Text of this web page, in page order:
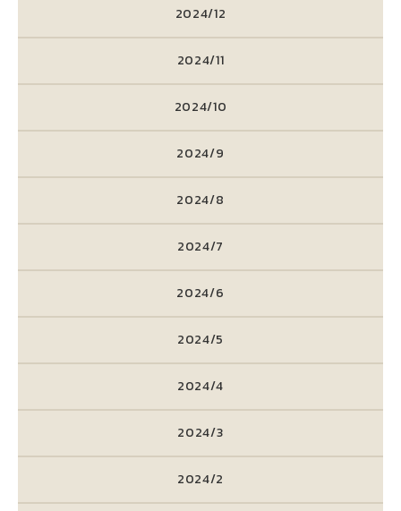
2024/12
2024/11
2024/10
2024/9
2024/8
2024/7
2024/6
2024/5
2024/4
2024/3
2024/2